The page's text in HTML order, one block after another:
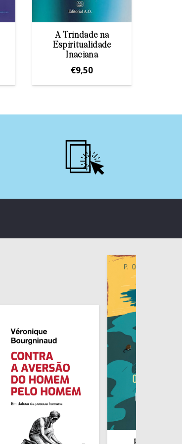
A Trindade na
Espiritualidade
Inaciana
€9,50